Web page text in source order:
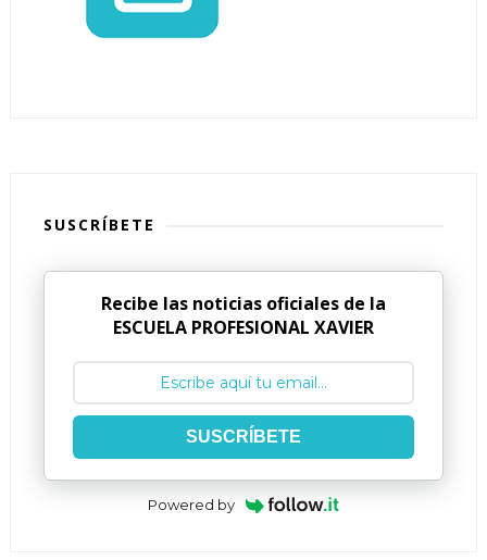
SUSCRÍBETE
Recibe las noticias oficiales de la
ESCUELA PROFESIONAL XAVIER
SUSCRÍBETE
Powered by